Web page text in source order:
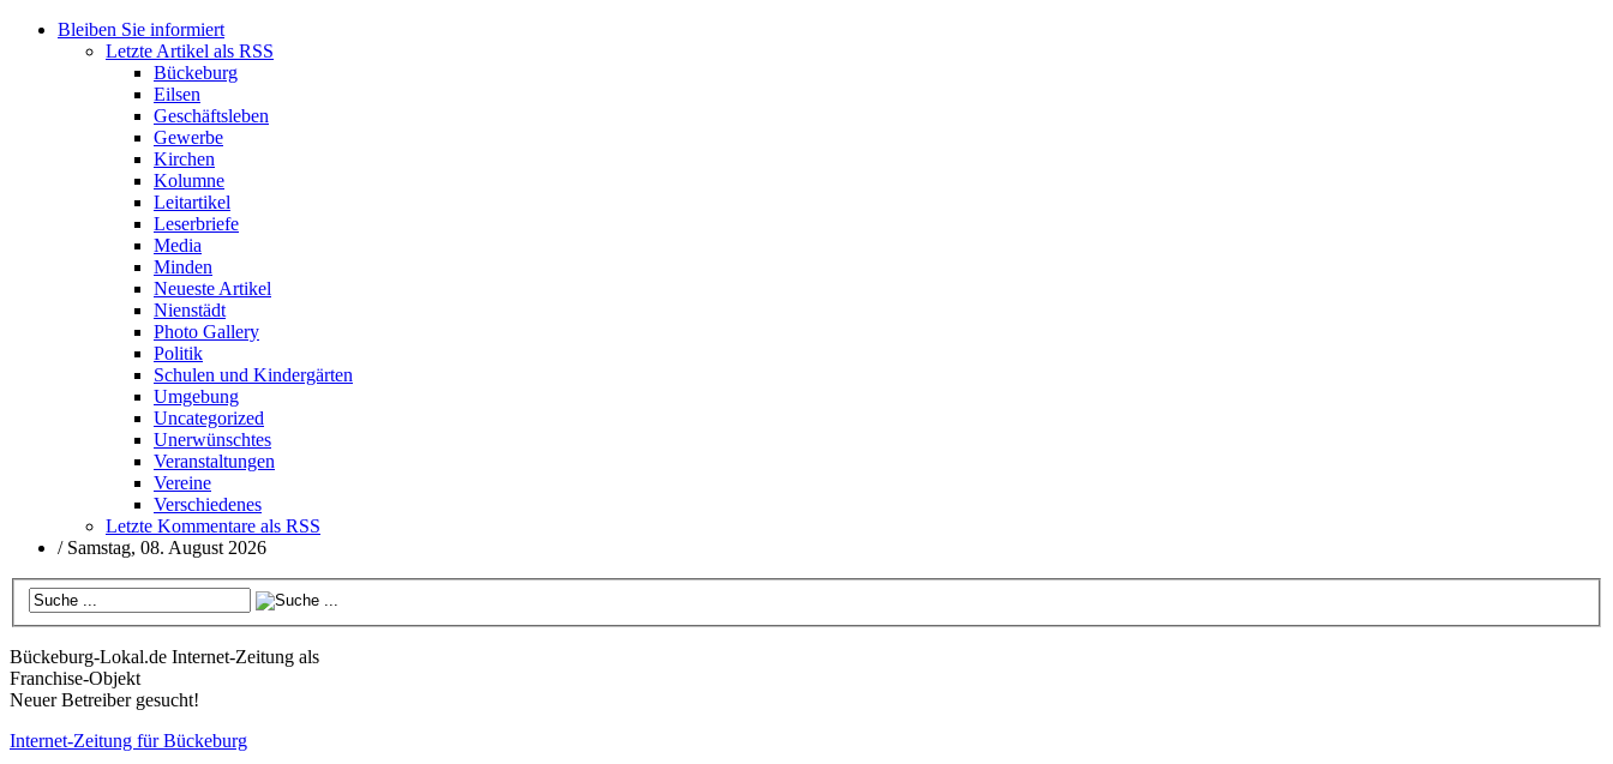
Bleiben Sie informiert
Letzte Artikel als RSS
Bückeburg
Eilsen
Geschäftsleben
Gewerbe
Kirchen
Kolumne
Leitartikel
Leserbriefe
Media
Minden
Neueste Artikel
Nienstädt
Photo Gallery
Politik
Schulen und Kindergärten
Umgebung
Uncategorized
Unerwünschtes
Veranstaltungen
Vereine
Verschiedenes
Letzte Kommentare als RSS
/ Samstag, 08. August 2026
Bückeburg-Lokal.de Internet-Zeitung als
Franchise-Objekt
Neuer Betreiber gesucht!
Internet-Zeitung fürBückeburg